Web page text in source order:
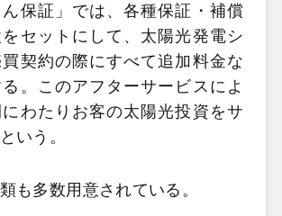
保証」では、各種保証・補償
セットにして、太陽光発電シ
契約の際にすべて追加料金な
。このアフターサービスによ
にわたりお客の太陽光投資をサ
いう。
も多数用意されている。